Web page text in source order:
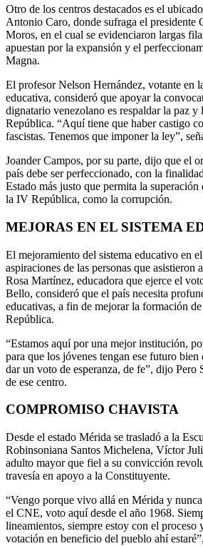
Otro de los centros destacados es el
Antonio Caro, donde sufraga el presidente
Moros, en el cual se evidenciaron largas
apuestan por la expansión y el
Magna.
El profesor Nelson Hernández, votante en
educativa, consideró que apoyar la
dignatario venezolano es respaldar la paz y
República. “Aquí tiene que haber castigo
fascistas. Tenemos que imponer la ley”,
Joander Campos, por su parte, dijo que el
país debe ser perfeccionado, con la
Estado más justo que permita la superación
la IV República, como la corrupción.
MEJORAS EN EL SISTEMA
El mejoramiento del sistema educativo en
aspiraciones de las personas que asistieron
Rosa Martínez, educadora que ejerce el
Bello, consideró que el país necesita
educativas, a fin de mejorar la formación
República.
“Estamos aquí por una mejor institución,
para que los jóvenes tengan ese futuro bien
dar un voto de esperanza, de fe”, dijo Pero
de ese centro.
COMPROMISO CHAVISTA
Desde el estado Mérida se trasladó a la
Robinsoniana Santos Michelena, Víctor
adulto mayor que fiel a su convicción
travesía en apoyo a la Constituyente.
“Vengo porque vivo allá en Mérida y
el CNE, voto aquí desde el año 1968.
lineamientos, siempre estoy con el proceso
votación en beneficio del pueblo ahí